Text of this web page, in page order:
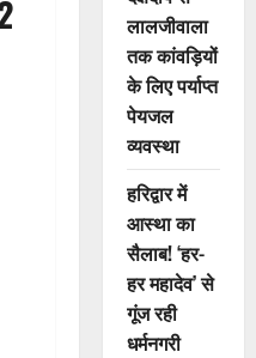
लालजीवाला
तक कांवड़ियों
के लिए पर्याप्त
पेयजल
व्यवस्था
हरिद्वार में
आस्था का
सैलाब! ‘हर-
हर महादेव’ से
गूंज रही
धर्मनगरी